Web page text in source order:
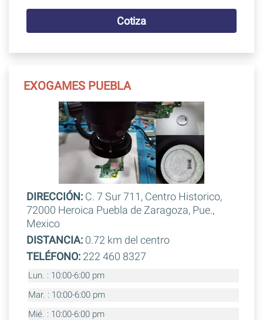
Cotiza
EXOGAMES PUEBLA
DIRECCIÓN:C. 7 Sur 711, Centro Historico,
72000 Heroica Puebla de Zaragoza, Pue.,
Mexico
DISTANCIA:0.72 km del centro
TELÉFONO:222 460 8327
Lun. : 10:00-6:00 pm
Mar. : 10:00-6:00 pm
Mié. : 10:00-6:00 pm